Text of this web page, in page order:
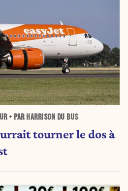
• PAR HARRISON DU BUS
tourner le dos à